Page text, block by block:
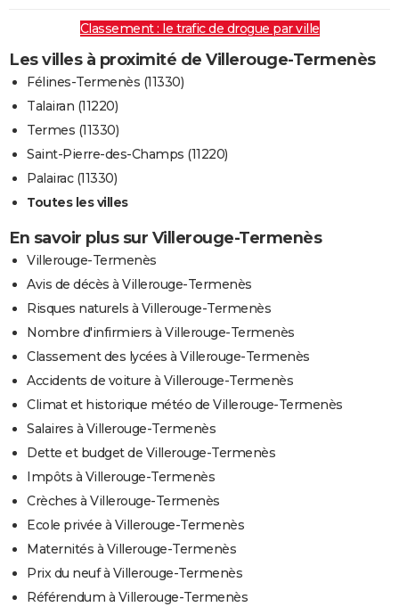
Classement : le trafic de drogue par ville
Les villes à proximité de Villerouge-Termenès
Félines-Termenès (11330)
Talairan (11220)
Termes (11330)
Saint-Pierre-des-Champs (11220)
Palairac (11330)
Toutes les villes
En savoir plus sur Villerouge-Termenès
Villerouge-Termenès
Avis de décès à Villerouge-Termenès
Risques naturels à Villerouge-Termenès
Nombre d'infirmiers à Villerouge-Termenès
Classement des lycées à Villerouge-Termenès
Accidents de voiture à Villerouge-Termenès
Climat et historique météo de Villerouge-Termenès
Salaires à Villerouge-Termenès
Dette et budget de Villerouge-Termenès
Impôts à Villerouge-Termenès
Crèches à Villerouge-Termenès
Ecole privée à Villerouge-Termenès
Maternités à Villerouge-Termenès
Prix du neuf à Villerouge-Termenès
Référendum à Villerouge-Termenès